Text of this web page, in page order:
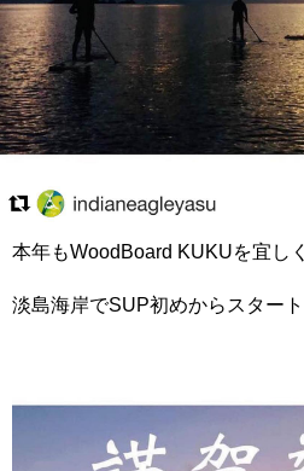
本年もWoodBoard KUKUを宜し
淡島海岸でSUP初めからスタート